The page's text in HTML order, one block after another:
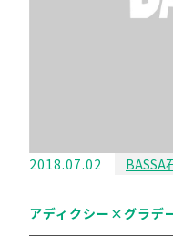
2018.07.02 BASSA
アディクシー×グラデ